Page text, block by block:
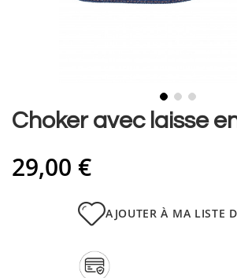
Skip
beginning
Choker avec laisse
29,00 €
AJOUTER À MA LISTE